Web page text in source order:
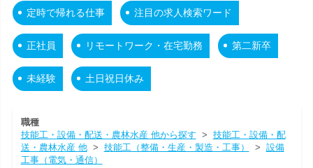
定時で帰れる仕事 注目の求人検索ワード
正社員 リモートワーク・在宅勤務 第二新卒
未経験 土日祝日休み
職種
技能工・設備・配送・農林水産 他から探す > 技能工・設備・配
送・農林水産 他> 技能工（整備・生産・製造・工事） > 設備
工事（電気・通信）